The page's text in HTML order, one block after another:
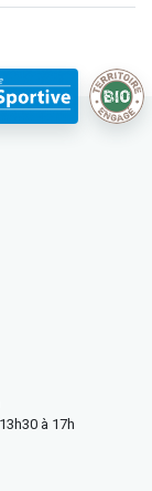
à 17h